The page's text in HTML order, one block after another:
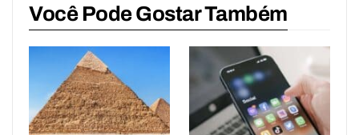
Você Pode Gostar Também